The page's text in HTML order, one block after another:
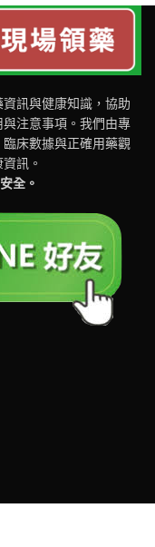
訊與健康知識，協助
注意事項。我們由專
床數據與正確用藥觀
訊。
全。